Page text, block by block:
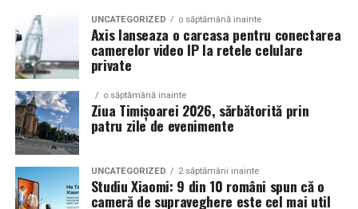
UNCATEGORIZED o săptămână inainte
Axis lanseaza o carcasa pentru conectarea
camerelor video IP la retele celulare
private
o săptămână inainte
Ziua Timișoarei 2026, sărbătorită prin
patru zile de evenimente
UNCATEGORIZED 2 săptămâni inainte
Studiu Xiaomi: 9 din 10 români spun că o
cameră de supraveghere este cel mai util